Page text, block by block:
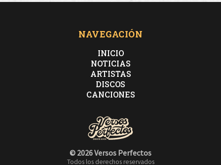
NAVEGACIÓN
INICIO
NOTICIAS
ARTISTAS
DISCOS
CANCIONES
© 2026 Versos Perfectos
Todos los derechos reservados